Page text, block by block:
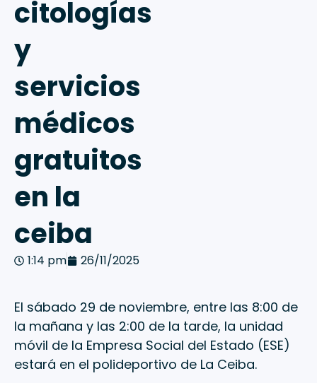
citologías
y
servicios
médicos
gratuitos
en la
ceiba
1:14 pm 26/11/2025
El sábado 29 de noviembre, entre las 8:00 de
la mañana y las 2:00 de la tarde, la unidad
móvil de la Empresa Social del Estado (ESE)
estará en el polideportivo de La Ceiba.